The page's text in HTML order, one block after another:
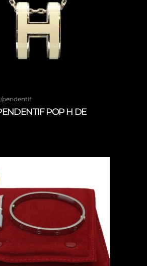
pendentif
POP H DE